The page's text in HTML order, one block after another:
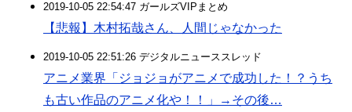
2019-10-05 22:54:47 ガールズVIPまとめ
【悲報】木村拓哉さん、人間じゃなかった
2019-10-05 22:51:26 デジタルニューススレッド
アニメ業界「ジョジョがアニメで成功した！？うち
も古い作品のアニメ化や！！」→その後…